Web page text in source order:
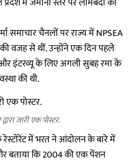
समाचार चैनलों पर राज्य में NPSEA
वजह से थीं. उन्होंने एक दिन पहले
और इंटरव्यू के लिए अगली सुबह रमा के
की थी.
जारी एक पोस्टर.
में भरत ने आंदोलन के बारे में
बताया कि 2004 की एक पेंशन